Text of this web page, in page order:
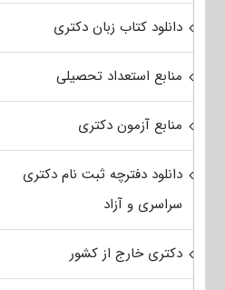
دانلود کتاب زبان دکتری
منابع استعداد تحصیلی
منابع آزمون دکتری
دانلود دفترچه ثبت نام دکتری
سراسری و آزاد
دکتری خارج از کشور